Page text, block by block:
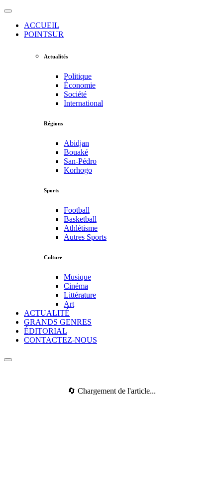
ACCUEIL
POINTSUR
Actualités
Politique
Économie
Société
International
Régions
Abidjan
Bouaké
San-Pédro
Korhogo
Sports
Football
Basketball
Athlétisme
Autres Sports
Culture
Musique
Cinéma
Littérature
Art
ACTUALITÉ
GRANDS GENRES
ÉDITORIAL
CONTACTEZ-NOUS
🔄 Chargement de l'article...